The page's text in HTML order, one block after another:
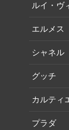
ルイ・ヴ
エルメス
シャネル
グッチ
カルティ
プラダ